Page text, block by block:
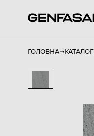
ГОЛОВНА КАТАЛОГ